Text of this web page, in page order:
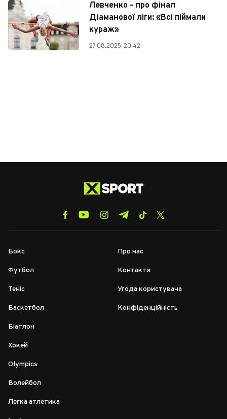
Левченко – про фінал
Діаманової ліги: «Всі піймали
кураж»
27.08.2025, 20:42
Бокс
Футбол
Теніс
Баскетбол
Біатлон
Хокей
Olympics
Волейбол
Легка атлетика
Про нас
Контакти
Угода користувача
Конфіденційність